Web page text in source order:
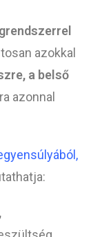
azokkal
a belső
azonnal